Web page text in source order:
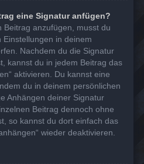
eine Signatur anfügen?
Beitrag anzufügen, musst du
in deinem
Nachdem du die Signatur
kannst du in jedem Beitrag das
aktivieren. Du kannst eine
du in deinem persönlichen
Anhängen deiner Signatur
Beitrag dennoch ohne
so kannst du dort einfach das
wieder deaktivieren.